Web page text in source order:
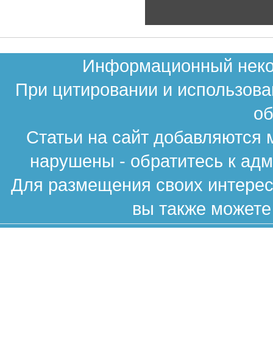
Информационный
При цитировании и
Статьи на сайт
нарушены - обратитесь к
Для размещения своих
вы также